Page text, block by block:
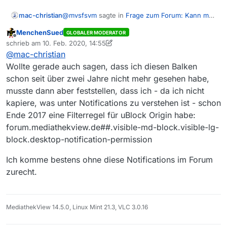
mac-christian@mvsfsvm sagte in Frage zum Forum: Kann man
Die Einstellung ist nur für die
orangen Balken. Wenn du den dauerhaft
nicht siehst, wird wohl dein Adblocker der
Schuldige sein.
Kaum. Ich habe einen Adblocker in Firefox und
sehe keinen solchen Balken. Aber ich habe
keinen Adblocker in Safari und auch keinen in
Opera - und auch dort sehe ich keinen solchen
Balken (MacOS X 10.13.6)…
Offline
MenchenSued GLOBALER MODERATOR
schrieb am 10. Feb. 2020, 14:55
zuletzt editiert von MenchenSued
@mac-christian
Wollte gerade auch sagen, dass ich diesen Balken
schon seit über zwei Jahre nicht mehr gesehen habe,
musste dann aber feststellen, dass ich - da ich nicht
kapiere, was unter Notifications zu verstehen ist - schon
Ende 2017 eine Filterregel für uBlock Origin habe:
forum.mediathekview.de##.visible-md-block.visible-lg-
block.desktop-notification-permission
Ich komme bestens ohne diese Notifications im Forum
zurecht.
MediathekView 14.5.0, Linux Mint 21.3, VLC 3.0.16